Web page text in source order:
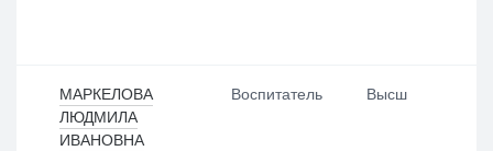
МАРКЕЛОВА
ЛЮДМИЛА
ИВАНОВНА
Воспитатель Высш